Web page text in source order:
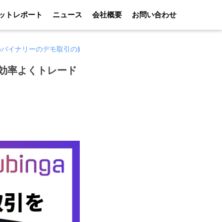
トレポート ニュース 会社概要 お問い合わせ
イナリーのデモ取引の始め方！3つの練習法で効率よくトレードしよ
率よくトレード